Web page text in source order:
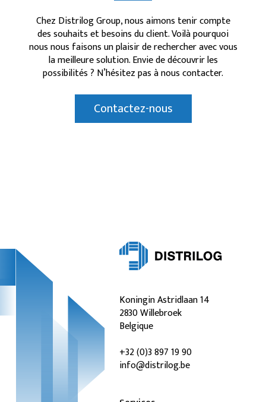
Chez Distrilog Group, nous aimons tenir compte
des souhaits et besoins du client. Voilà pourquoi
nous nous faisons un plaisir de rechercher avec vous
la meilleure solution. Envie de découvrir les
possibilités ? N’hésitez pas à nous contacter.
Contactez-nous
Koningin Astridlaan 14
2830 Willebroek
Belgique
+32 (0)3 897 19 90
info@distrilog.be